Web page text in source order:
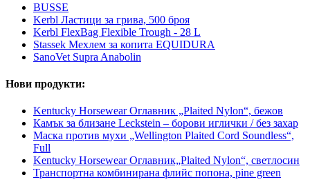
BUSSE
Kerbl Ластици за грива, 500 броя
Kerbl FlexBag Flexible Trough - 28 L
Stassek Мехлем за копита EQUIDURA
SanoVet Supra Anabolin
Нови продукти:
Kentucky Horsewear Оглавник „Plaited Nylon“, бежов
Камък за близане Leckstein – борови иглички / без захар
Маска против мухи „Wellington Plaited Cord Soundless“,
Full
Kentucky Horsewear Оглавник„Plaited Nylon“, светлосин
Транспортна комбинирана флийс попона, pine green